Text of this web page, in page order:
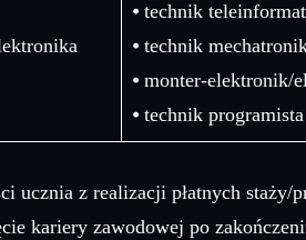
⦁ technik
⦁ technik
⦁ monter-elektronik/
⦁ technik programista
ucznia z realizacji płatnych
kariery zawodowej po